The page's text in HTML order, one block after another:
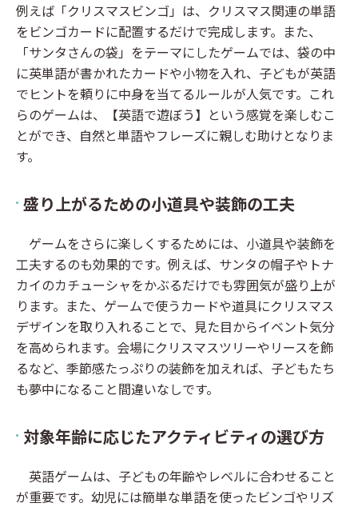
例えば「クリスマスビンゴ」は、クリスマス関連の単語
をビンゴカードに配置するだけで完成します。また、
「サンタさんの袋」をテーマにしたゲームでは、袋の中
に英単語が書かれたカードや小物を入れ、子どもが英語
でヒントを頼りに中身を当てるルールが人気です。これ
らのゲームは、【英語で遊ぼう】という感覚を楽しむこ
とができ、自然と単語やフレーズに親しむ助けとなりま
す。
盛り上がるための小道具や装飾の工夫
ゲームをさらに楽しくするためには、小道具や装飾を
工夫するのも効果的です。例えば、サンタの帽子やトナ
カイのカチューシャをかぶるだけでも雰囲気が盛り上が
ります。また、ゲームで使うカードや道具にクリスマス
デザインを取り入れることで、見た目からイベント気分
を高められます。会場にクリスマスツリーやリースを飾
るなど、季節感たっぷりの装飾を加えれば、子どもたち
も夢中になること間違いなしです。
対象年齢に応じたアクティビティの選び方
英語ゲームは、子どもの年齢やレベルに合わせること
が重要です。幼児には簡単な単語を使ったビンゴやリズ